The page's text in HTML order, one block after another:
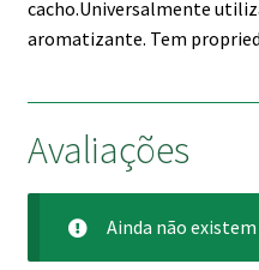
cacho.Universalmente
aromatizante. Tem
Avaliações
Ainda não